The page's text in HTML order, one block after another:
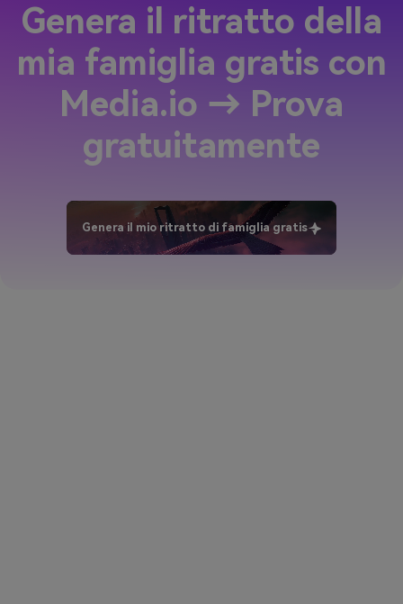
Genera il ritratto della
mia famiglia gratis con
Media.io → Prova
gratuitamente
Genera il mio ritratto di famiglia gratis